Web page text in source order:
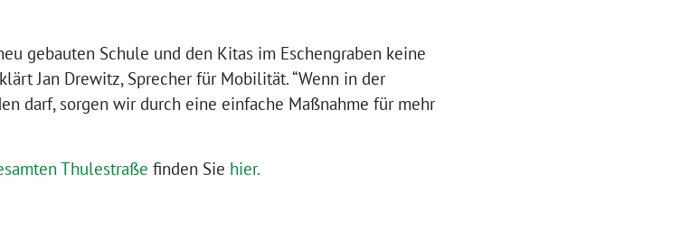
gebauten Schule und den Kitas im Eschengraben keine
Jan Drewitz, Sprecher für Mobilität. “Wenn in der
darf, sorgen wir durch eine einfache Maßnahme für mehr
Thulestraße finden Sie hier.